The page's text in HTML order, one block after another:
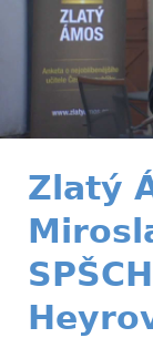
Zlatý